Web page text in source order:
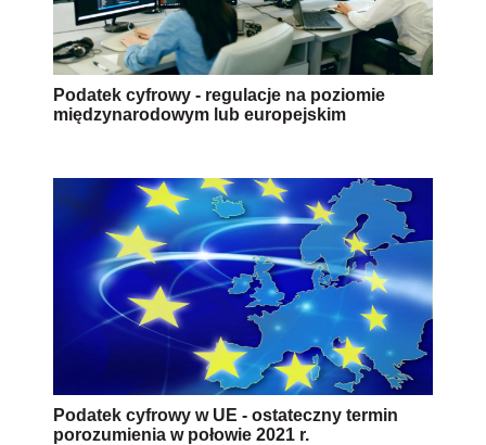
Podatek cyfrowy - regulacje na poziomie
międzynarodowym lub europejskim
Podatek cyfrowy w UE - ostateczny termin
porozumienia w połowie 2021 r.